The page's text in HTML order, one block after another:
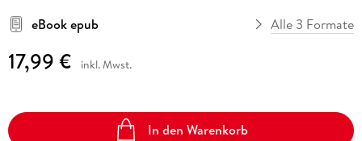
eBook epub
Alle 3 Formate
17,99 € inkl. Mwst.
In den Warenkorb